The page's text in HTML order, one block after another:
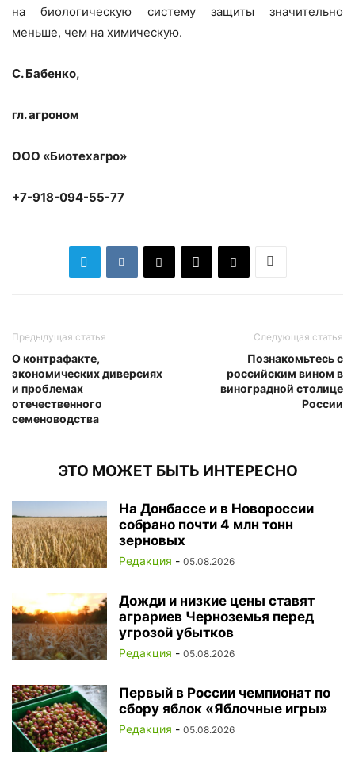
на биологическую систему защиты значительно
меньше, чем на химическую.
С. Бабенко,
гл. агроном
ООО «Биотехагро»
+7-918-094-55-77
Предыдущая статья
О контрафакте,
экономических диверсиях
и проблемах
отечественного
семеноводства
Следующая статья
Познакомьтесь с
российским вином в
виноградной столице
России
ЭТО МОЖЕТ БЫТЬ ИНТЕРЕСНО
На Донбассе и в Новороссии
собрано почти 4 млн тонн
зерновых
Редакция - 05.08.2026
Дожди и низкие цены ставят
аграриев Черноземья перед
угрозой убытков
Редакция - 05.08.2026
Первый в России чемпионат по
сбору яблок «Яблочные игры»
Редакция - 05.08.2026